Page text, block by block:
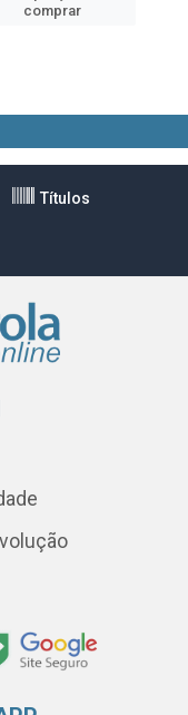
comprar
Títulos